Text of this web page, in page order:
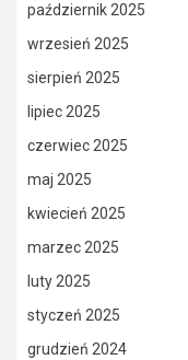
październik 2025
wrzesień 2025
sierpień 2025
lipiec 2025
czerwiec 2025
maj 2025
kwiecień 2025
marzec 2025
luty 2025
styczeń 2025
grudzień 2024